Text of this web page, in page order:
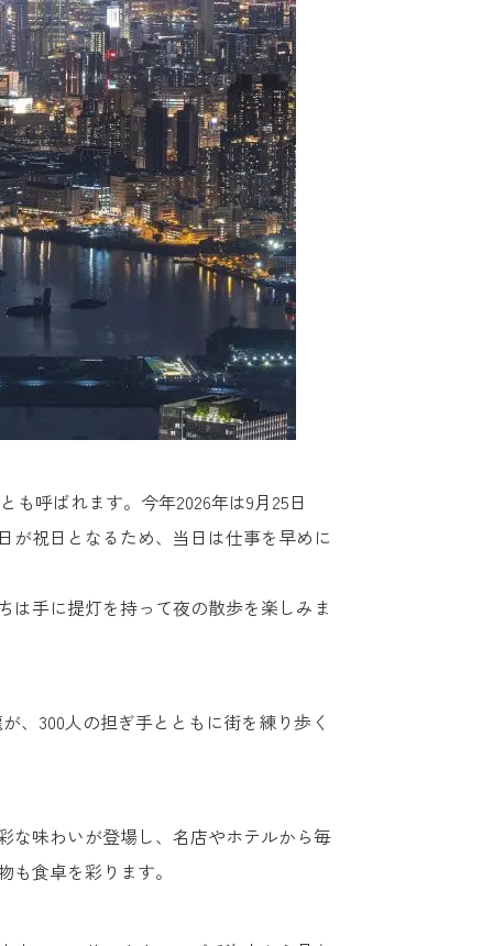
も呼ばれます。今年2026年は9月25日
が祝日となるため、当日は仕事を早めに
は手に提灯を持って夜の散歩を楽しみま
、300人の担ぎ手とともに街を練り歩く
な味わいが登場し、名店やホテルから毎
食卓を彩ります。